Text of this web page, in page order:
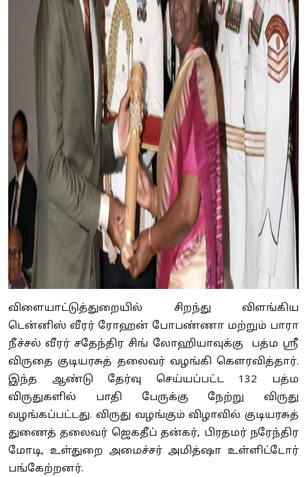
விளையாட்டுத்துறையில் சிறந்து விளங்கிய
டென்னிஸ் வீரர் ரோஹன் போபண்ணா மற்றும் பாரா
நீச்சல் வீரர் சதேந்திர சிங் லோஹியாவுக்கு பத்ம ஸ்ரீ
விருதை குடியரசுத் தலைவர் வழங்கி கௌரவித்தார்.
இந்த ஆண்டு தேர்வு செய்யப்பட்ட 132 பத்ம
விருதுகளில் பாதி பேருக்கு நேற்று விருது
வழங்கப்பட்டது. விருது வழங்கும் விழாவில் குடியரசுத்
துணைத் தலைவர் ஜெகதீப் தன்கர், பிரதமர் நரேந்திர
மோடி, உள்துறை அமைச்சர் அமித்ஷா உள்ளிட்டோர்
பங்கேற்றனர்.